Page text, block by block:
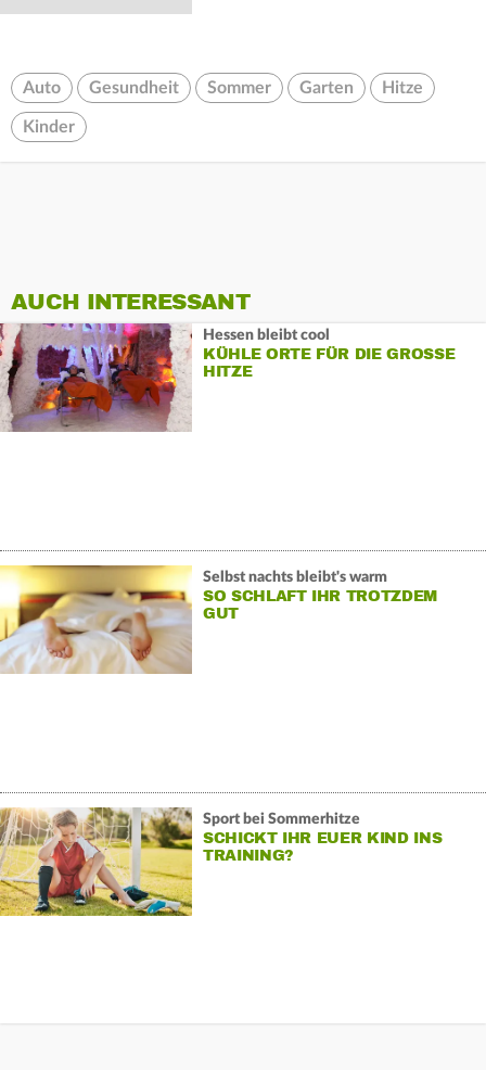
Auto Gesundheit Sommer Garten Hitze
Kinder
AUCH INTERESSANT
Hessen bleibt cool
KÜHLE ORTE FÜR DIE GROSSE H
ITZE
Selbst nachts bleibt's warm
SO SCHLAFT IHR TROTZDEM
GUT
Sport bei Sommerhitze
SCHICKT IHR EUER KIND INS
TRAINING?